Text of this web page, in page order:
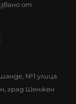
от
№1 улица
град Шенжен